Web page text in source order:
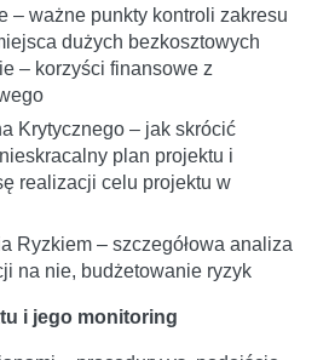
– ważne punkty kontroli zakresu
dużych bezkosztowych
– korzyści finansowe z
Krytycznego – jak skrócić
plan projektu i
realizacji celu projektu w
Ryzkiem – szczegółowa analiza
na nie, budżetowanie ryzyk
i jego monitoring